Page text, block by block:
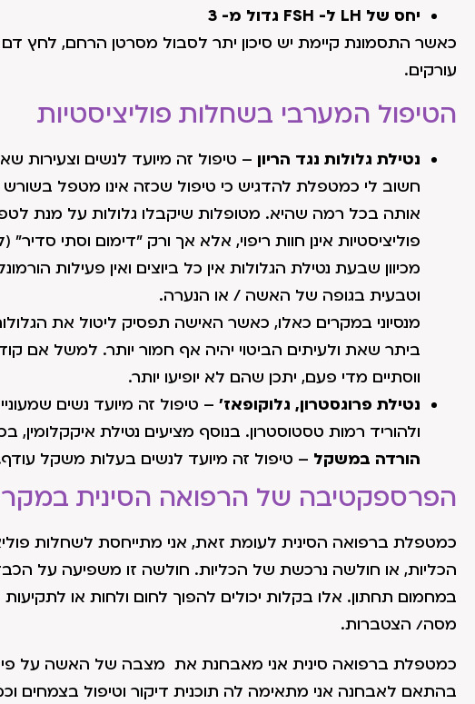
יחס של LH ל- FSH גדול מ- 3
כאשר התסמונת קיימת יש סיכון יתר לסבול מסרטן הרחם, לחץ דם
עורקים.
הטיפול המערבי בשחלות פוליציסטיות
נטילת גלולות נגד הריון – טיפול זה מיועד לנשים וצעירות
חשוב לי כמטפלת להדגיש כי טיפול שכזה אינו מטפל
אותה בכל רמה שהיא. מטופלות שיקבלו גלולות על מנת
פוליציסטיות אינן חוות ריפוי, אלא אך ורק "דימום וסתי
מכיוון שבעת נטילת הגלולות אין כל ביוצים ואין פעילות
וטבעית בגופה של האשה / או הנערה.
מנסיוני במקרים כאלו, כאשר האישה תפסיק ליטול את
ביתר שאת ולעיתים הביטוי יהיה אף חמור יותר. למשל אם
ווסתיים מדי פעם, יתכן שהם לא יופיעו יותר.
נטילת פרוגסטרון, גלוקופאז' – טיפול זה מיועד נשים
ולהוריד רמות טסטוסטרון. בנוסף מציעים נטילת איקקלומין,
הורדה במשקל – טיפול זה מיועד לנשים בעלות משקל
הפרספקטיבה של הרפואה הסינית
כמטפלת ברפואה הסינית לעומת זאת, אני מתייחסת לשחלות
הכליות, או חולשה נרכשת של הכליות. חולשה זו משפיעה על
במחמום תחתון. אלו בקלות יכולים להפוך לחום ולחות או
מסה/ הצטברות.
כמטפלת ברפואה סינית אני מאבחנת את מצבה של האשה על פי
בהתאם לאבחנה אני מתאימה לה תוכנית דיקור וטיפול בצמחים